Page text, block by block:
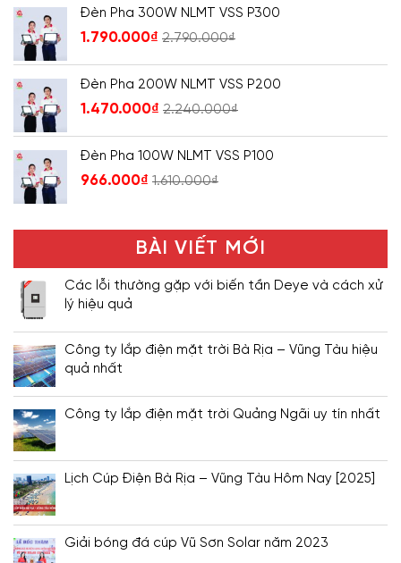
Đèn Pha 300W NLMT VSS P300
1.790.000₫ 2.790.000₫
Đèn Pha 200W NLMT VSS P200
1.470.000₫ 2.240.000₫
Đèn Pha 100W NLMT VSS P100
966.000₫ 1.610.000₫
BÀI VIẾT MỚI
Các lỗi thường gặp với biến tần Deye và cách xử
lý hiệu quả
Công ty lắp điện mặt trời Bà Rịa – Vũng Tàu hiệu
quả nhất
Công ty lắp điện mặt trời Quảng Ngãi uy tín nhất
Lịch Cúp Điện Bà Rịa – Vũng Tàu Hôm Nay [2025]
Giải bóng đá cúp Vũ Sơn Solar năm 2023